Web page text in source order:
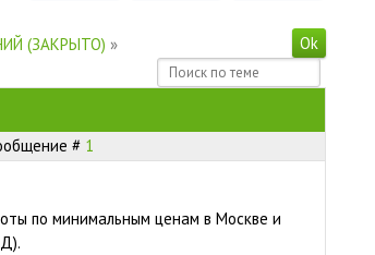
(ЗАКРЫТО) »
# 1
по минимальным ценам в Москве и